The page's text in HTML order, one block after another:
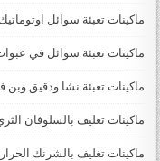
ماكينات تعبئة سوائل اوتوماتيك
ماكينات تعبئة سوائل في
ماكينات تعبئة نشا ودقيق وبن
ماكينات تغليف بالسلوفان
ماكينات تغليف بالشرنك